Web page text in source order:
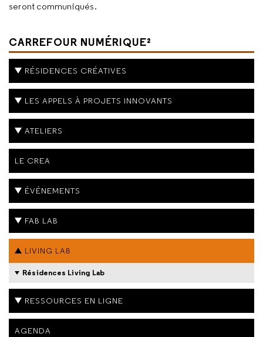
seront communiqués.
CARREFOUR NUMÉRIQUE²
RÉSIDENCES CRÉATIVES
LES APPELS À PROJETS INNOVANTS
ATELIERS
LE CREA
ÉVÉNEMENTS
FAB LAB
LIVING LAB
Résidences Living Lab
RESSOURCES EN LIGNE
AGENDA